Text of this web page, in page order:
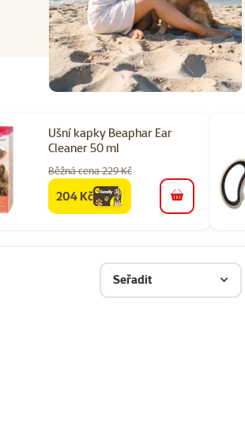
Ušní kapky Beaphar Ear
Cleaner 50 ml
Běžná cena 229 Kč
familycena
204 Kč do košíku
Seřadit